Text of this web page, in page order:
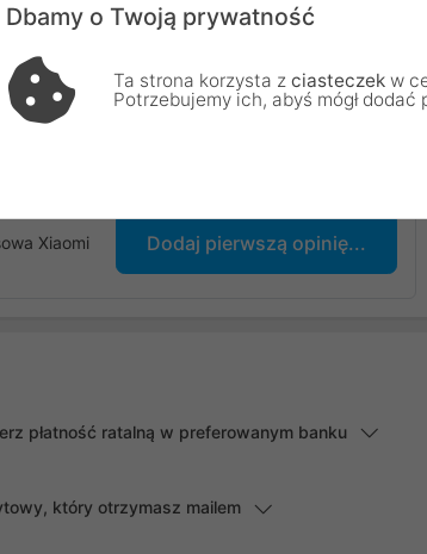
opinie pochodzą od osób, które zakupiły
Xiaomi
Dodaj pierwszą opinię...
płatność ratalną w preferowanym banku
który otrzymasz mailem
Dbamy o Twoją prywatność
Ta strona korzysta z ciasteczek w
Potrzebujemy ich, abyś mógł